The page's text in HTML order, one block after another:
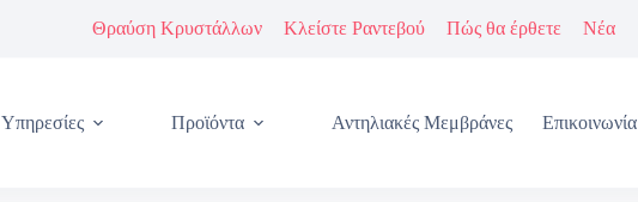
Θραύση Κρυστάλλων Κλείστε Ραντεβού Πώς θα έρθετε Νέα
Υπηρεσίες Προϊόντα Αντηλιακές Μεμβράνες Επικοινωνία